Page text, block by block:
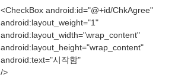
<CheckBox android:id="@+id/ChkAgree"
android:layout_weight="1"
android:layout_width="wrap_content"
android:layout_height="wrap_content"
android:text="시작함"
/>